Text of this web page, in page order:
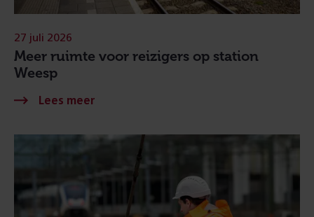
Meer ruimte voor reizigers op station
Weesp
27 juli 2026